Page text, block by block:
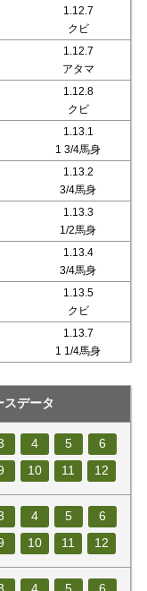
1.12.7
クビ
1.12.7
アタマ
1.12.8
クビ
1.13.1
1 3/4馬身
1.13.2
3/4馬身
1.13.3
1/2馬身
1.13.4
3/4馬身
1.13.5
クビ
1.13.7
1 1/4馬身
スデータ
4 5
6
10 11 12
4 5
6
10 11 12